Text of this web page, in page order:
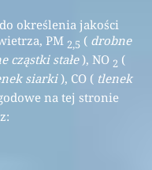
określenia jakości
PM 2,5 ( drobne
cząstki stałe), NO 2 (
siarki), CO ( tlenek
na tej stronie